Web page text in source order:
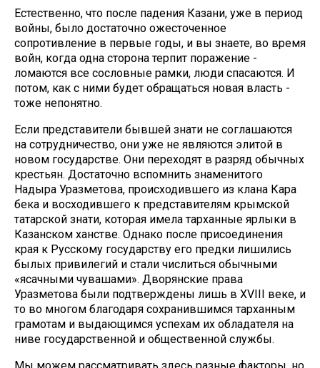
Естественно, что после падения Казани, уже в период
войны, было достаточно ожесточенное
сопротивление в первые годы, и вы знаете, во время
войн, когда одна сторона терпит поражение -
ломаются все сословные рамки, люди спасаются. И
потом, как с ними будет обращаться новая власть -
тоже непонятно.
Если представители бывшей знати не соглашаются
на сотрудничество, они уже не являются элитой в
новом государстве. Они переходят в разряд обычных
крестьян. Достаточно вспомнить знаменитого
Надыра Уразметова, происходившего из клана Кара
бека и восходившего к представителям крымской
татарской знати, которая имела тарханные ярлыки в
Казанском ханстве. Однако после присоединения
края к Русскому государству его предки лишились
былых привилегий и стали числиться обычными
«ясачными чувашами». Дворянские права
Уразметова были подтверждены лишь в XVIII веке, и
то во многом благодаря сохранившимся тарханным
грамотам и выдающимся успехам их обладателя на
ниве государственной и общественной службы.